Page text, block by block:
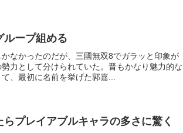
ループ組める
なかったのだが、三國無双8でガラッと印象が
力として分けられていた。晋もかなり魅力的な
、最初に名前を挙げた郭嘉...
プレイアブルキャラの多さに驚く